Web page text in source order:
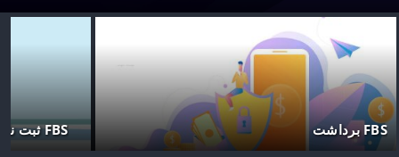
FBS برداشت FBS ثبت نام کنید